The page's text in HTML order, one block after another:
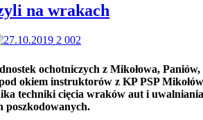
na wrakach
ochotniczych z Mikołowa, Paniów,
okiem instruktorów z KP PSP Mikołów
techniki cięcia wraków aut i uwalniania
poszkodowanych.